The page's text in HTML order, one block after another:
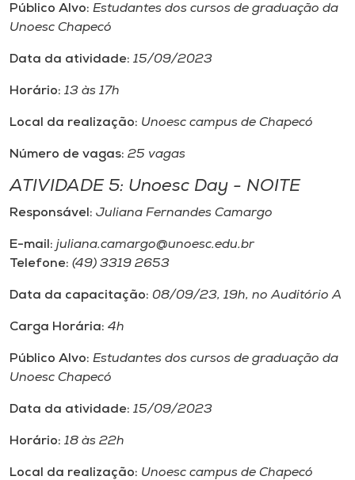
Público Alvo: Estudantes dos cursos de graduação da
Unoesc Chapecó
Data da atividade: 15/09/2023
Horário: 13 às 17h
Local da realização: Unoesc campus de Chapecó
Número de vagas: 25 vagas
ATIVIDADE 5: Unoesc Day - NOITE
Responsável: Juliana Fernandes Camargo
E-mail: juliana.camargo@unoesc.edu.br
Telefone: (49) 3319 2653
Data da capacitação: 08/09/23, 19h, no Auditório A
Carga Horária: 4h
Público Alvo: Estudantes dos cursos de graduação da
Unoesc Chapecó
Data da atividade: 15/09/2023
Horário: 18 às 22h
Local da realização: Unoesc campus de Chapecó